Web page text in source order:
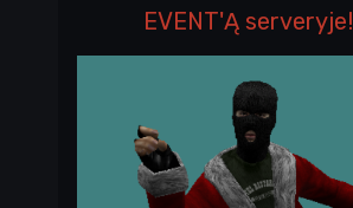
EVENT'Ą serveryje!